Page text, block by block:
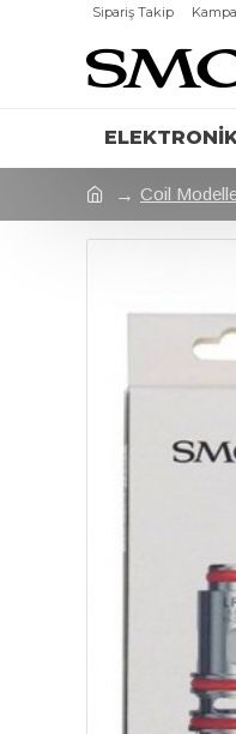
Sipariş Takip
Coil